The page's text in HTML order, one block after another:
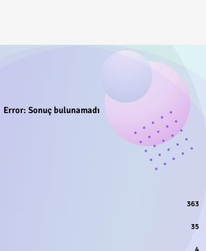
Error: Sonuç bulunamadı
363
35
4